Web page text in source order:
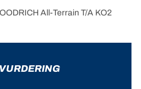
All-Terrain T/A KO2